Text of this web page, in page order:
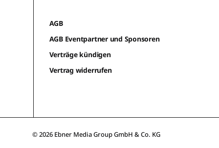
AGB
AGB Eventpartner und Sponsoren
Verträge kündigen
Vertrag widerrufen
© 2026 Ebner Media Group GmbH & Co. KG